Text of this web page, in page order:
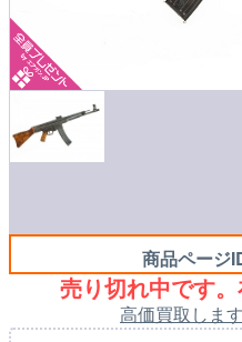
商品ページ
売り切れ中です。
高価買取しま